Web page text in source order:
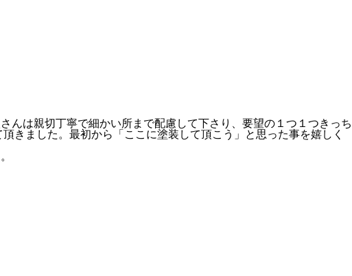
んは親切丁寧で細かい所まで配慮して下さり、要望の１つ１つきっち
きました。最初から「ここに塗装して頂こう」と思った事を嬉しく